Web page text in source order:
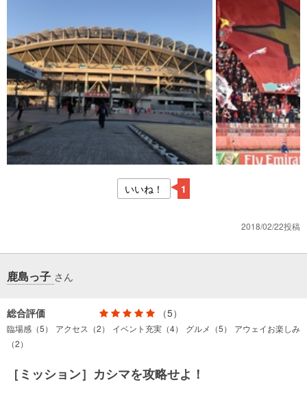
いいね！ 1
2018/02/22投稿
鹿島っ子 さん
総合評価 （5）
臨場感（5） アクセス（2） イベント充実（4） グルメ（5）
アウェイお楽しみ
（2）
［ミッション］カシマを攻略せよ！